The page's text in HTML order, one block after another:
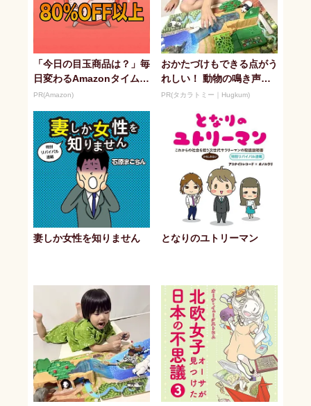
「今日の目玉商品は？」毎
日変わるAmazonタイムセ
ールが見逃せない
PR(Amazon)
おかたづけもできる点がう
れしい！ 動物の鳴き声や
セリフが盛りだくさんの
PR(タカラトミー｜Hugkum)
妻しか女性を知りません となりのユトリーマン